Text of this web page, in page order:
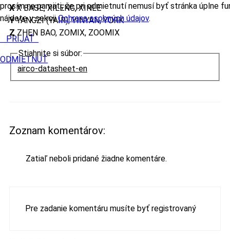
XX BASE, XILENG, XINLE
YYANGZI (YAIR), YINYAN, YORK
Z ZHEN BAO, ZOMIX, ZOOMIX
Stiahnite si súbor:
airco-datasheet-en
Zoznam komentárov:
Zatiaľ neboli pridané žiadne komentáre.
Pre zadanie komentáru musíte byť registrovaný
prosím na pamäti, že pri odmietnutí nemusí byť stránka úplne
nájdete v sekciiOchrana osobných údajov.
PRIJAŤ
ODMIETNUŤ